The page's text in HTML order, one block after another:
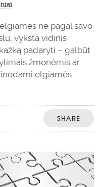
ne pagal savo
vyksta vidinis
padaryti – galbūt
žmonėmis ar
elgiamės
SHARE